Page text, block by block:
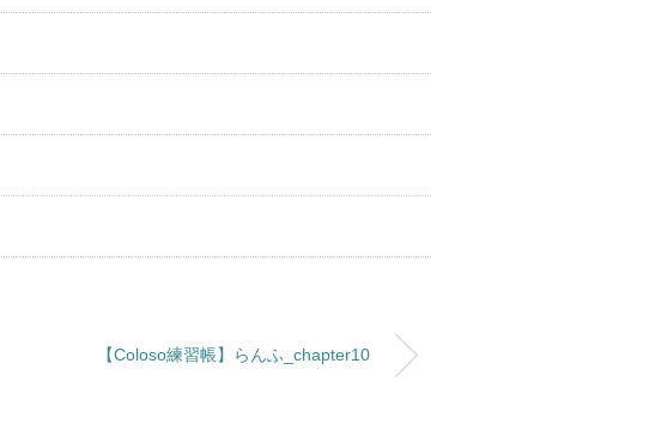
【Coloso練習帳】らんふ_chapter10